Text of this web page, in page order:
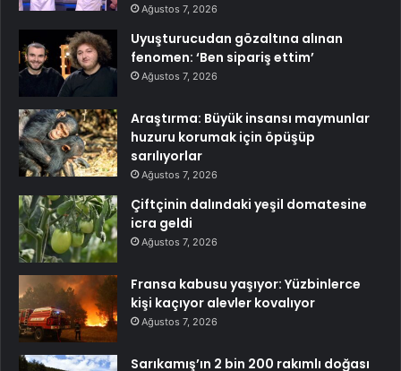
Ağustos 7, 2026
Uyuşturucudan gözaltına alınan
fenomen: ‘Ben sipariş ettim’
Ağustos 7, 2026
Araştırma: Büyük insansı maymunlar
huzuru korumak için öpüşüp
sarılıyorlar
Ağustos 7, 2026
Çiftçinin dalındaki yeşil domatesine
icra geldi
Ağustos 7, 2026
Fransa kabusu yaşıyor: Yüzbinlerce
kişi kaçıyor alevler kovalıyor
Ağustos 7, 2026
Sarıkamış’ın 2 bin 200 rakımlı doğası